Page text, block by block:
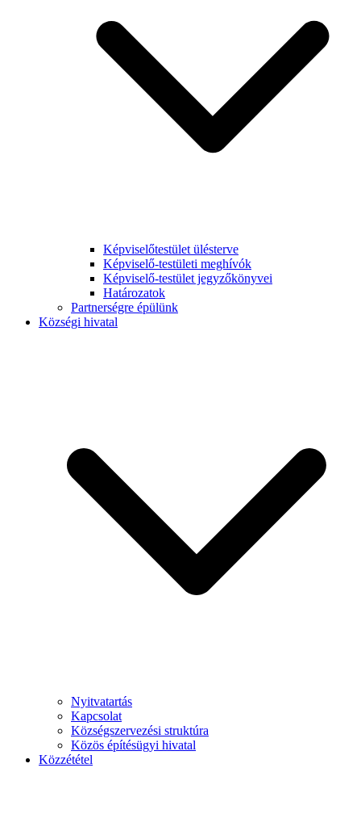
Képviselőtestület ülésterve
Képviselő-testületi meghívók
Képviselő-testület jegyzőkönyvei
Határozatok
Partnerségre épülünk
Községi hivatal
Nyitvatartás
Kapcsolat
Községszervezési struktúra
Közös építésügyi hivatal
Közzététel